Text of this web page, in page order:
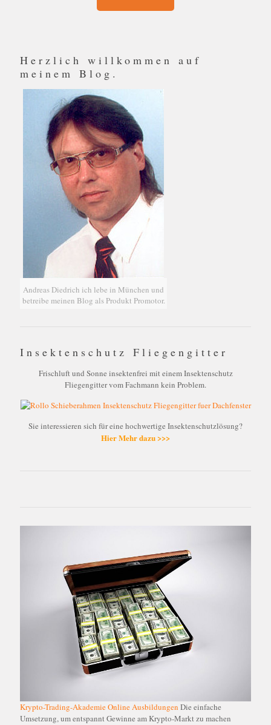
Herzlich willkommen auf
meinem Blog.
Andreas Diedrich ich lebe in München und
betreibe meinen Blog als Produkt Promotor.
Insektenschutz Fliegengitter
Frischluft und Sonne insektenfrei mit einem Insektenschutz
Fliegengitter vom Fachmann kein Problem.
Sie interessieren sich für eine hochwertige Insektenschutzlösung?
Hier Mehr dazu >>>
Krypto-Trading-Akademie Online Ausbildungen Die einfache
Umsetzung, um entspannt Gewinne am Krypto-Markt zu machen